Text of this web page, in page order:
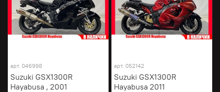
арт. 046998
Suzuki GSX1300R
Hayabusa , 2001
арт. 052142
Suzuki GSX1300R
Hayabusa 2011